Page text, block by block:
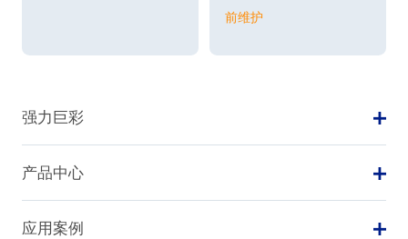
前维护
强力巨彩
产品中心
应用案例